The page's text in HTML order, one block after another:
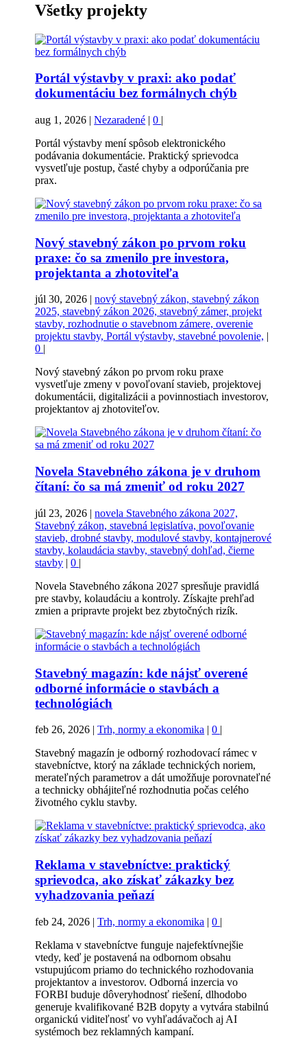
Všetky projekty
Portál výstavby v praxi: ako podať
dokumentáciu bez formálnych chýb
aug 1, 2026 |Nezaradené |0 |
Portál výstavby mení spôsob elektronického
podávania dokumentácie. Praktický sprievodca
vysvetľuje postup, časté chyby a odporúčania pre
prax.
Nový stavebný zákon po prvom roku
praxe: čo sa zmenilo pre investora,
projektanta a zhotoviteľa
júl 30, 2026 |nový stavebný zákon, stavebný zákon
2025, stavebný zákon 2026, stavebný zámer, projekt
stavby, rozhodnutie o stavebnom zámere, overenie
projektu stavby, Portál výstavby, stavebné povolenie,
0
Nový stavebný zákon po prvom roku praxe
vysvetľuje zmeny v povoľovaní stavieb, projektovej
dokumentácii, digitalizácii a povinnostiach investorov,
projektantov aj zhotoviteľov.
Novela Stavebného zákona je v druhom
čítaní: čo sa má zmeniť od roku 2027
júl 23, 2026 |novela Stavebného zákona 2027,
Stavebný zákon, stavebná legislatíva, povoľovanie
stavieb, drobné stavby, modulové stavby, kontajnerové
stavby, kolaudácia stavby, stavebný dohľad, čierne
stavby |0 |
Novela Stavebného zákona 2027 spresňuje pravidlá
pre stavby, kolaudáciu a kontroly. Získajte prehľad
zmien a pripravte projekt bez zbytočných rizík.
Stavebný magazín: kde nájsť overené
odborné informácie o stavbách a
technológiách
feb 26, 2026 |Trh, normy a ekonomika |0 |
Stavebný magazín je odborný rozhodovací rámec v
stavebníctve, ktorý na základe technických noriem,
merateľných parametrov a dát umožňuje porovnateľné
a technicky obhájiteľné rozhodnutia počas celého
životného cyklu stavby.
Reklama v stavebníctve: praktický
sprievodca, ako získať zákazky bez
vyhadzovania peňazí
feb 24, 2026 |Trh, normy a ekonomika |0 |
Reklama v stavebníctve funguje najefektívnejšie
vtedy, keď je postavená na odbornom obsahu
vstupujúcom priamo do technického rozhodovania
projektantov a investorov. Odborná inzercia vo
FORBI buduje dôveryhodnosť riešení, dlhodobo
generuje kvalifikované B2B dopyty a vytvára stabilnú
organickú viditeľnosť vo vyhľadávačoch aj AI
systémoch bez reklamných kampaní.